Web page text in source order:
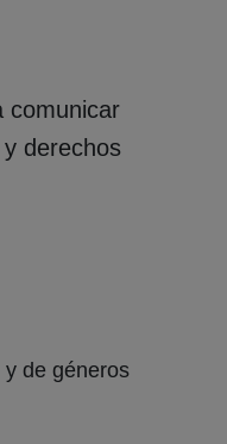
comunicar
derechos
de géneros